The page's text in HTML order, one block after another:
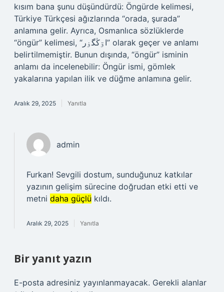
kısım bana şunu düşündürdü: Öngürde kelimesi,
Türkiye Türkçesi ağızlarında “orada, şurada”
anlamına gelir. Ayrıca, Osmanlıca sözlüklerde
“öngür” kelimesi, “اۊڭگۏر” olarak geçer ve anlamı
belirtilmemiştir. Bunun dışında, “öngür” isminin
anlamı da incelenebilir: Öngür ismi, gömlek
yakalarına yapılan ilik ve düğme anlamına gelir.
Aralık 29, 2025 Yanıtla
admin
Furkan! Sevgili dostum, sunduğunuz katkılar
yazının gelişim sürecine doğrudan etki etti ve
metni daha güçlü kıldı.
Aralık 29, 2025 Yanıtla
Bir yanıt yazın
E-posta adresiniz yayınlanmayacak. Gerekli alanlar